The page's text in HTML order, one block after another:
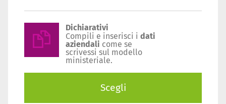
Dichiarativi
Compili e inserisci i dati
aziendali come se
scrivessi sul modello
ministeriale.
Scegli